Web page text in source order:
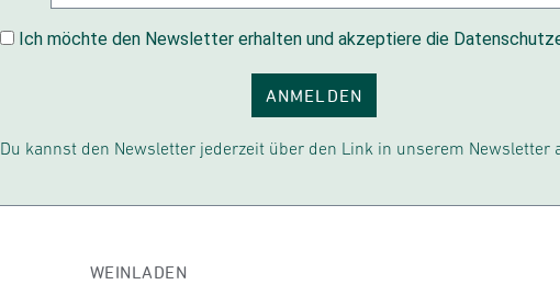
Ich möchte den Newsletter erhalten und akzeptiere die
ANMELDEN
Du kannst den Newsletter jederzeit über den Link in unserem Newsletter
WEINLADEN